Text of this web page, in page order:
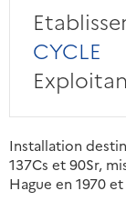
CYCLE
Installation
137Cs et 90Sr,
Hague en 1970